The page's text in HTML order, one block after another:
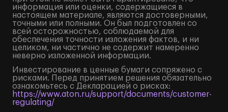
информация или оценки, содержащиеся в
настоящем материале, являются достоверными,
точными или полными. Он был подготовлен со
всей осторожностью, соблюдаемой для
обеспечения точности изложения фактов, и ни
целиком, ни частично не содержит намеренно
неверно изложенной информации.
Инвестирование в ценные бумаги сопряжено с
рисками. Перед принятием решения обязательно
ознакомьтесь с Декларацией о рисках:
https://www.aton.ru/support/documents/customer-
regulating/